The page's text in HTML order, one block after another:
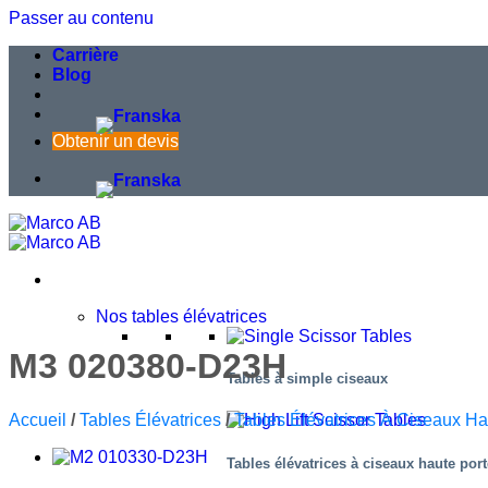
Passer au contenu
Carrière
Blog
Obtenir un devis
Nos tables élévatrices
Tables à simple ciseaux
Tables élévatrices à ciseaux haute
M3 020380-D23H
Accueil / Tables Élévatrices / Tables Élévatrices À Ciseaux